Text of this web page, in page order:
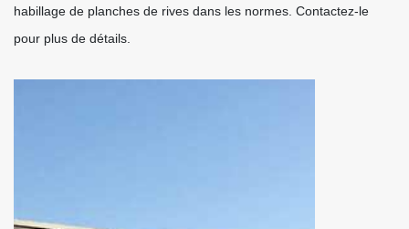
habillage de planches de rives dans les normes. Contactez-le
pour plus de détails.